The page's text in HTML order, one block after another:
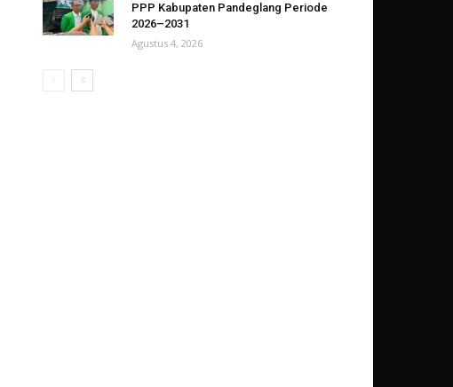
PPP Kabupaten Pandeglang Periode
2026–2031
Agustus 4, 2026